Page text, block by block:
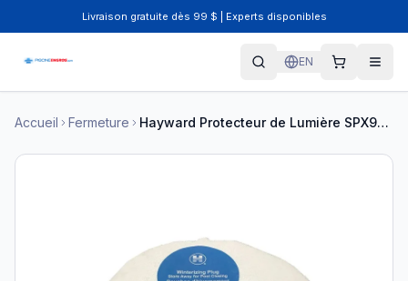
Livraison gratuite dès 99 $ | Experts disponibles
EN
Accueil Fermeture Hayward Protecteur de Lumière SPX9400W